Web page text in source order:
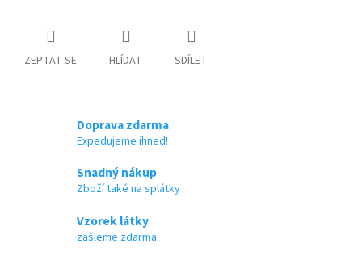
ZEPTAT SE HLÍDAT SDÍLET
Doprava zdarma
Expedujeme ihned!
Snadný nákup
Zboží také na splátky
Vzorek látky
zašleme zdarma